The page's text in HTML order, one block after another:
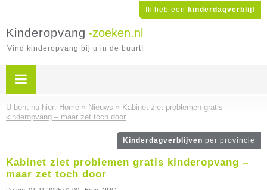
Ik heb een kinderdagverblijf
Kinderopvang -zoeken.nl
Vind kinderopvang bij u in de buurt!
U bent nu hier: Home » Nieuws » Kabinet ziet problemen gratis
kinderopvang – maar zet toch door
Kinderdagverblijven per provincie
Kabinet ziet problemen gratis kinderopvang –
maar zet toch door